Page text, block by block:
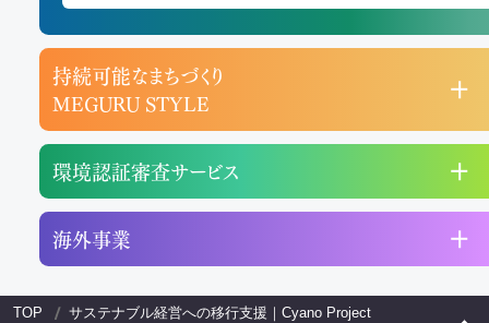
持続可能なまちづくり
MEGURU STYLE
環境認証審査サービス
海外事業
TOP サステナブル経営への移行支援｜Cyano Project